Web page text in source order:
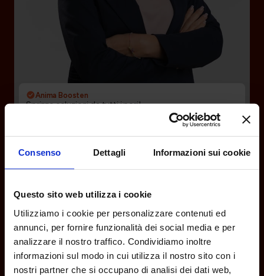
Consenso Dettagli Informazioni sui cookie
Questo sito web utilizza i cookie
Utilizziamo i cookie per personalizzare contenuti ed
annunci, per fornire funzionalità dei social media e per
analizzare il nostro traffico. Condividiamo inoltre
informazioni sul modo in cui utilizza il nostro sito con i
nostri partner che si occupano di analisi dei dati web,
Anima Boosten
Sprizzo soluzioni da tutti i pori!
Stefania D’Agostino
CFO